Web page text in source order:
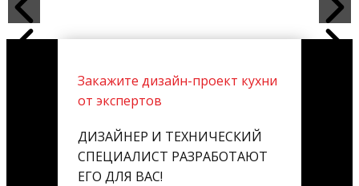
Закажите дизайн-проект кухни
от экспертов
ДИЗАЙНЕР И ТЕХНИЧЕСКИЙ
СПЕЦИАЛИСТ РАЗРАБОТАЮТ
ЕГО ДЛЯ ВАС!